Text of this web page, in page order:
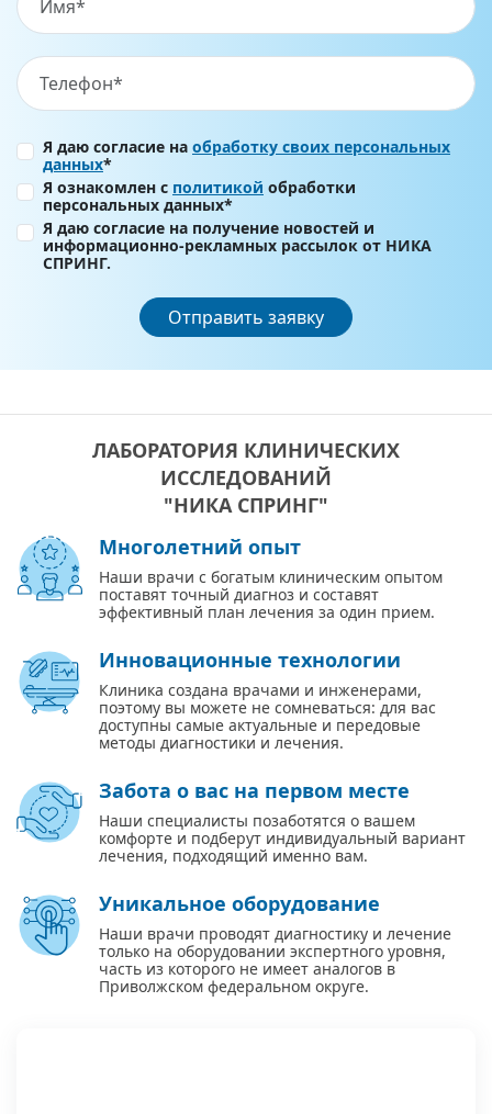
Я даю согласие на обработку своих персональных
данных*
Я ознакомлен с политикой обработки
персональных данных*
Я даю согласие на получение новостей и
информационно-рекламных рассылок от НИКА
СПРИНГ.
Отправить заявку
ЛАБОРАТОРИЯ КЛИНИЧЕСКИХ
ИССЛЕДОВАНИЙ
"НИКА СПРИНГ"
Многолетний опыт
Наши врачи с богатым клиническим опытом
поставят точный диагноз и составят
эффективный план лечения за один прием.
Инновационные технологии
Клиника создана врачами и инженерами,
поэтому вы можете не сомневаться: для вас
доступны самые актуальные и передовые
методы диагностики и лечения.
Забота о вас на первом месте
Наши специалисты позаботятся о вашем
комфорте и подберут индивидуальный вариант
лечения, подходящий именно вам.
Уникальное оборудование
Наши врачи проводят диагностику и лечение
только на оборудовании экспертного уровня,
часть из которого не имеет аналогов в
Приволжском федеральном округе.